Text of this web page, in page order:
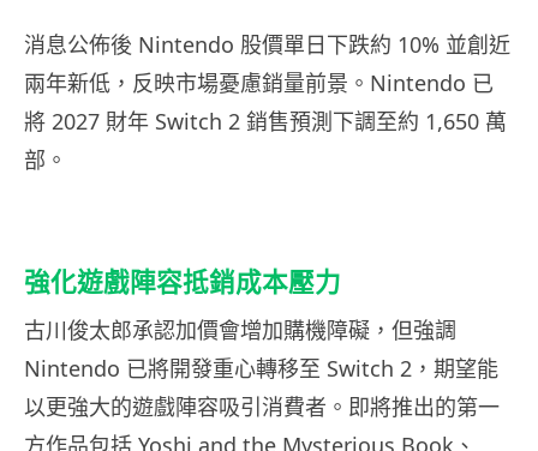
消息公佈後 Nintendo 股價單日下跌約 10% 並創近
兩年新低，反映市場憂慮銷量前景。Nintendo 已
將 2027 財年 Switch 2 銷售預測下調至約 1,650 萬
部。
強化遊戲陣容抵銷成本壓力
古川俊太郎承認加價會增加購機障礙，但強調
Nintendo 已將開發重心轉移至 Switch 2，期望能
以更強大的遊戲陣容吸引消費者。即將推出的第一